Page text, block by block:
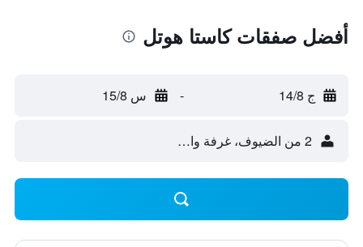
أفضل صفقات كاستا هوتل
ج 14/8 - س 15/8
2 من الضيوف، غرفة واحدة